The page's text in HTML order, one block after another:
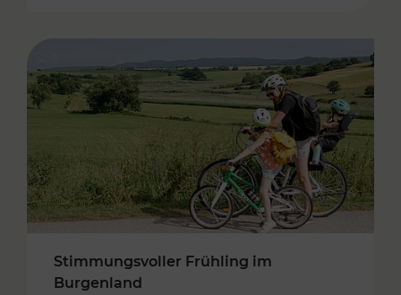
Stimmungsvoller Frühling im
Burgenland